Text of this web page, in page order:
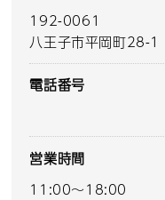
192-0061
八王子市平岡町28-1
電話番号
営業時間
11:00～18:00